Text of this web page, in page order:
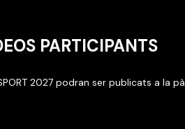
PARTICIPANTS
2027 podran ser publicats a